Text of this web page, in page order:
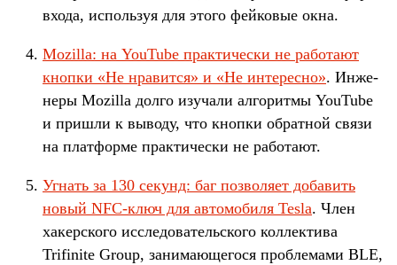
вхо­да, исполь­зуя для это­го фей­ковые окна.
Mozilla: на YouTube прак­тичес­ки не работа­ют
кноп­ки «Не нра­вит­ся» и «Не инте­рес­но». Инже­
неры Mozilla дол­го изу­чали алго­рит­мы YouTube
и приш­ли к выводу, что кноп­ки обратной свя­зи
на плат­форме прак­тичес­ки не работа­ют.
Уг­нать за 130 секунд: баг поз­воля­ет добавить
новый NFC-ключ для авто­моби­ля Tesla. Член
хакер­ско­го иссле­дова­тель­ско­го кол­лекти­ва
Trifinite Group, занима­юще­гося проб­лемами BLE,